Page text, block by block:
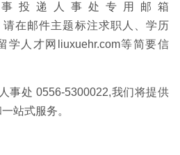
投递人事处专用邮箱
请在邮件主题标注求职人、学历
学人才网liuxuehr.com等简要信
事处 0556-5300022,我们将提供
站式服务。